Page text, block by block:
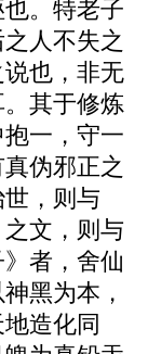
。特老子
人不失之
也，非无
其于修炼
一，守一
伪邪正之
，则与
之文，则与
者，舍仙
黑为本，
造化同